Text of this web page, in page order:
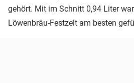
gehört. Mit im Schnitt 0,94 Liter
Löwenbräu-Festzelt am besten